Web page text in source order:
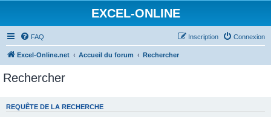
EXCEL-ONLINE
FAQ Connexion
Inscription
Excel-Online.net Accueil du forum Rechercher
Rechercher
REQUÊTE DE LA RECHERCHE